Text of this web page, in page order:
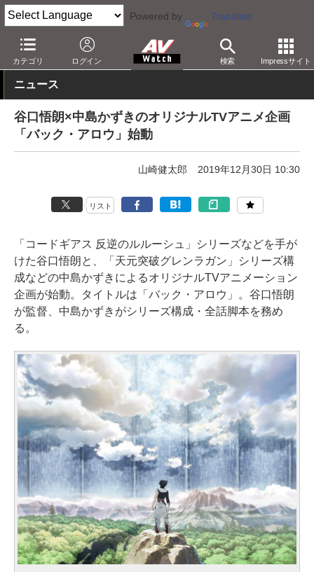
Powered by Translate
カテゴリ ログイン 検索 Impressサイト
AV Watch コンテンツ・サービス 放送 その他
ニュース
谷口悟朗×中島かずきのオリジナルTVアニメ企画
「バック・アロウ」始動
山崎健太郎 2019年12月30日 10:30
リスト
「コードギアス 反逆のルルーシュ」シリーズなどを手が
けた谷口悟朗と、「天元突破グレンラガン」シリーズ構
成などの中島かずきによるオリジナルTVアニメーション
企画が始動。タイトルは「バック・アロウ」。谷口悟朗
が監督、中島かずきがシリーズ構成・全話脚本を務め
る。